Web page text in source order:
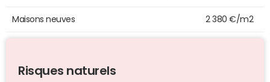
Maisons neuves 2 380 €/m2
Risques naturels